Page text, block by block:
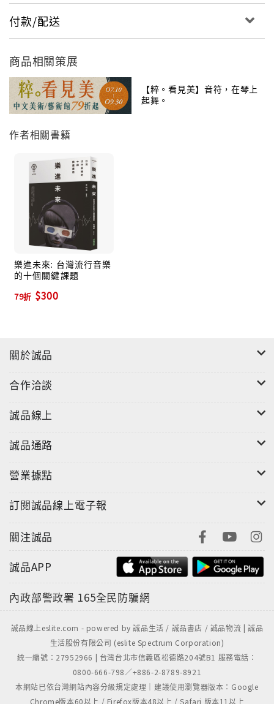
的資料蒐集、重整與編寫。特邀四位資深音樂人／評論
家：馬世芳、劉國煒、葉雲平、熊儒賢，各撰寫一篇專
文，或宏觀敘述，或絮語個人生命史中流行音樂「物、
事、地、人」的流變記憶。
全書四章，每章以六篇主題文章接力，透過輕快的敘述
節奏，道出從日治時代到二十一世紀的台灣流行音樂身
關延伸閱讀之推薦書目。
邀請你翻開一格格記憶的抽屜，重新聽見時代的迴音，
青春的心跳。
付款/配送
商品相關策展
【粹。看見美】音符，在琴上
起舞。
作者相關書籍
樂進未來: 台灣流行音樂
的十個關鍵課題
79折 $300
關於誠品
合作洽談
誠品線上
誠品通路
營業據點
訂閱誠品線上電子報
關注誠品
誠品APP
內政部警政署 165全民防騙網
誠品線上eslite.com - powered by 誠品生活 / 誠品書店 / 誠品物流 | 誠品
生活股份有限公司 (eslite Spectrum Corporation)
統一編號：27952966 | 台灣台北市信義區松德路204號B1 服務電話：
0800-666-798／+886-2-8789-8921
本網站已依台灣網站內容分級規定處理｜建議使用瀏覽器版本：Google
Chrome版本60以上 / Firefox版本48以上 / Safari 版本11以上